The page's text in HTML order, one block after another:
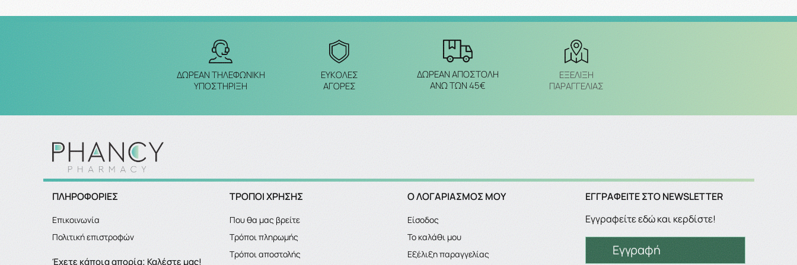
ΔΩΡΕΑΝ ΤΗΛΕΦΩΝΙΚΗ
ΥΠΟΣΤΗΡΙΞΗ
ΕΥΚΟΛΕΣ
ΑΓΟΡΕΣ
ΔΩΡΕΑΝ ΑΠΟΣΤΟΛΗ
ΑΝΩ ΤΩΝ 45€
ΕΞΈΛΙΞΗ
ΠΑΡΑΓΓΕΛΙΑΣ
ΠΛΗΡΟΦΟΡΙΕΣ
Επικοινωνία
Πολιτική επιστροφών
Έχετε κάποια απορία; Καλέστε μας!
ΤΡΟΠΟΙ ΧΡΗΣΗΣ
Που θα μας βρείτε
Τρόποι πληρωμής
Τρόποι αποστολής
Ο ΛΟΓΑΡΙΑΣΜΌΣ ΜΟΥ
Είσοδος
Το καλάθι μου
Εξέλιξη παραγγελίας
ΕΓΓΡΑΦΕΊΤΕ ΣΤΟ NEWSLETTER
Εγγραφείτε εδώ και κερδίστε!
Εγγραφή